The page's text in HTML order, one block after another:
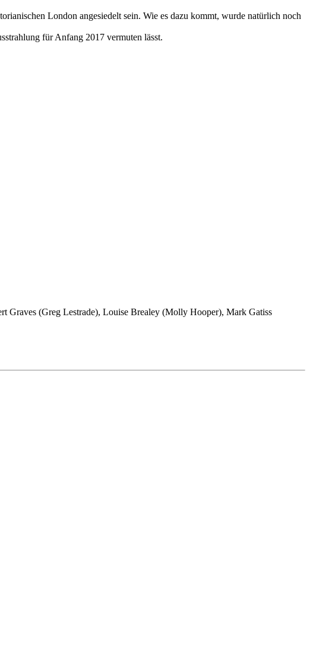
London angesiedelt sein. Wie es dazu kommt, wurde natürlich noch
für Anfang 2017 vermuten lässt.
Graves (Greg Lestrade), Louise Brealey (Molly Hooper), Mark Gatiss